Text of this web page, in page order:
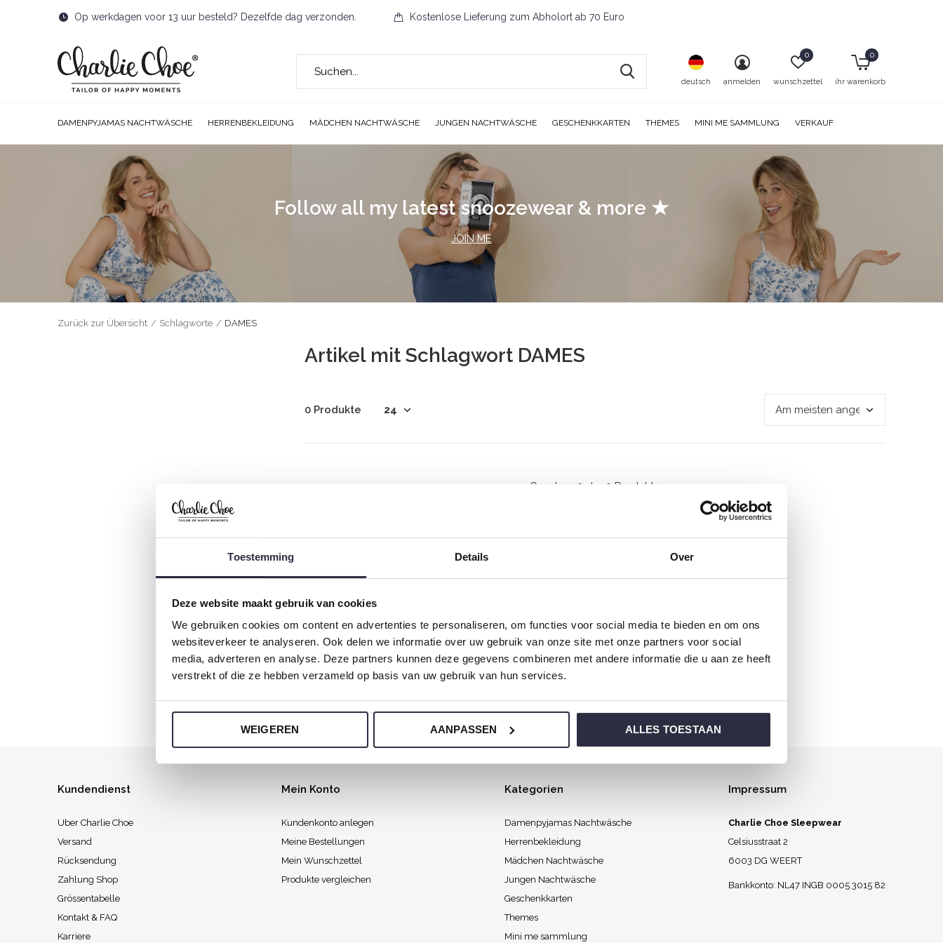
Toestemming Details Over
Deze website maakt gebruik van cookies
We gebruiken cookies om content en advertenties te personaliseren, om functies voor social media te bieden en om ons
websiteverkeer te analyseren. Ook delen we informatie over uw gebruik van onze site met onze partners voor social
media, adverteren en analyse. Deze partners kunnen deze gegevens combineren met andere informatie die u aan ze heeft
verstrekt of die ze hebben verzameld op basis van uw gebruik van hun services.
WEIGEREN AANPASSEN ALLES TOESTAAN
DAMENPYJAMAS NACHTWÄSCHE HERRENBEKLEIDUNG MÄDCHEN NACHTWÄSCHE JUNGEN NACHTWÄSCHE GESCHENKKARTEN THEMES MINI ME SAMMLUNG VERKAUF
deutsch anmelden wunschzettel
0
ihr warenkorb
0
Op werkdagen voor 13 uur besteld? Dezelfde dag verzonden. Kostenlose Lieferung zum Abholort ab 70 Euro
Follow all my latest snoozewear & more ★
JOIN ME
Zurück zur Übersicht Schlagworte DAMES
Artikel mit Schlagwort DAMES
0 Produkte
Gesehen 0 der 0 Produkte
Jeden Sonntagmorgen mit Liebe gemacht, damit Sie mit einem guten Gefühl aufwachen.
Kundendienst
Uber Charlie Choe
Versand
Rücksendung
Zahlung Shop
Grössentabelle
Kontakt & FAQ
Karriere
Mein Konto
Kundenkonto anlegen
Meine Bestellungen
Mein Wunschzettel
Produkte vergleichen
Kategorien
Damenpyjamas Nachtwäsche
Herrenbekleidung
Mädchen Nachtwäsche
Jungen Nachtwäsche
Geschenkkarten
Themes
Mini me sammlung
Impressum
Charlie Choe Sleepwear
Celsiusstraat 2
6003 DG WEERT
Bankkonto: NL47 INGB 0005 3015 82